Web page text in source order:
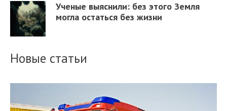
Ученые выяснили: без этого Земля
могла остаться без жизни
Новые статьи